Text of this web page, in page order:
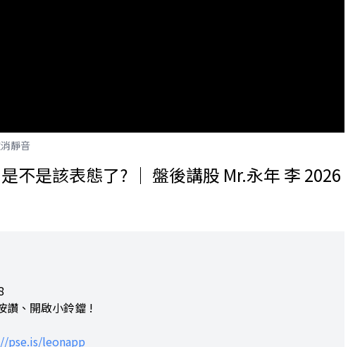
靜音
不是該表態了? ｜ 盤後講股 Mr.永年 李 2026
讚、開啟小鈴鐺 !
pse.is/leonapp